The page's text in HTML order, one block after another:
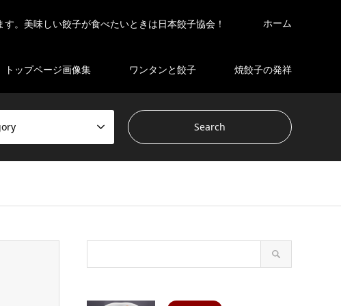
。美味しい餃子が食べたいときは日本餃子協会！ ホーム
トップページ画像集 ワンタンと餃子 焼餃子の発祥